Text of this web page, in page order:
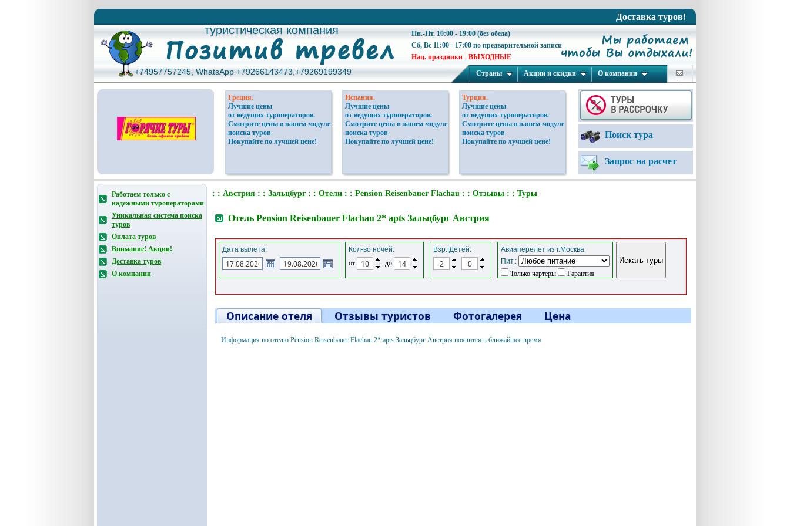
Доставка туров!
туристическая компания
туристическая компания
Пн.-Пт. 10:00 - 19:00 (без обеда)
Сб, Вс 11:00 - 17:00 по предварительной записи
Нац. праздники - ВЫХОДНЫЕ
+74957757245, WhatsApp +79266143473,+79269199349
+74957757245, WhatsApp +79266143473,+79269199349 Страны Акции и скидки О компании
Греция.
Лучшие цены
от ведущих туроператоров.
Смотрите цены в нашем модуле
поиска туров
Покупайте по лучшей цене!
Испания.
Лучшие цены
от ведущих туроператоров.
Смотрите цены в нашем модуле
поиска туров
Покупайте по лучшей цене!
Турция.
Лучшие цены
от ведущих туроператоров.
Смотрите цены в нашем модуле
поиска туров
Покупайте по лучшей цене!
Поиск тура
Запрос на расчет
Работаем только с
надежными туроператорами
Уникальная система поиска
туров
Оплата туров
Внимание! Акции!
Доставка туров
О компании
: : Австрия : : Зальцбург : : Отели : : Pension Reisenbauer Flachau : : Отзывы : : Туры
Отель Pension Reisenbauer Flachau 2* apts Зальцбург Австрия
Дата вылета:
Кол-во ночей:
от
до
Взр.|Детей:
Авиаперелет из г.Москва
Пит.:
Только чартеры
Гарантия
Описание отеля Отзывы туристов Фотогалерея Цена
Информация по отелю Pension Reisenbauer Flachau 2* apts Зальцбург Австрия появится в ближайшее время